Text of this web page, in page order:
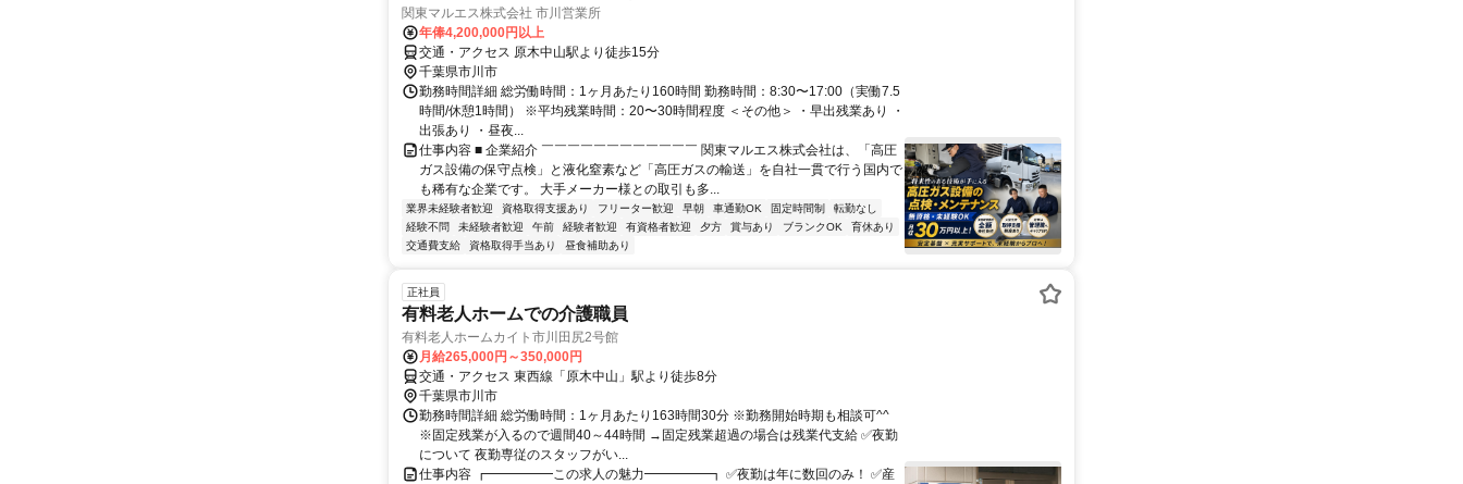
関東マルエス株式会社 市川営業所
年俸4,200,000円以上
交通・アクセス 原木中山駅より徒歩15分
千葉県市川市
勤務時間詳細 総労働時間：1ヶ月あたり160時間 勤務時間：8:30〜17:00（実働7.5
時間/休憩1時間） ※平均残業時間：20〜30時間程度 ＜その他＞ ・早出残業あり ・
出張あり ・昼夜...
仕事内容 ■ 企業紹介 ￣￣￣￣￣￣￣￣￣￣￣￣ 関東マルエス株式会社は、「高圧
ガス設備の保守点検」と液化窒素など「高圧ガスの輸送」を自社一貫で行う国内で
も稀有な企業です。 大手メーカー様との取引も多...
業界未経験者歓迎 資格取得支援あり フリーター歓迎 早朝 車通勤OK 固定時間制
転勤なし
経験不問
未経験者歓迎 午前 経験者歓迎 有資格者歓迎 夕方 賞与あり ブランクOK
育休あり
交通費支給
資格取得手当あり 昼食補助あり
正社員
有料老人ホームでの介護職員
有料老人ホームカイト市川田尻2号館
月給265,000円～350,000円
交通・アクセス 東西線「原木中山」駅より徒歩8分
千葉県市川市
勤務時間詳細 総労働時間：1ヶ月あたり163時間30分 ※勤務開始時期も相談可^^
※固定残業が入るので週間40～44時間 →固定残業超過の場合は残業代支給 ✅夜勤
について 夜勤専従のスタッフがい...
仕事内容 ┏━━━━━この求人の魅力━━━━━┓ ✅夜勤は年に数回のみ！ ✅産